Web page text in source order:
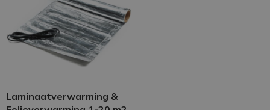
Laminaatverwarming &